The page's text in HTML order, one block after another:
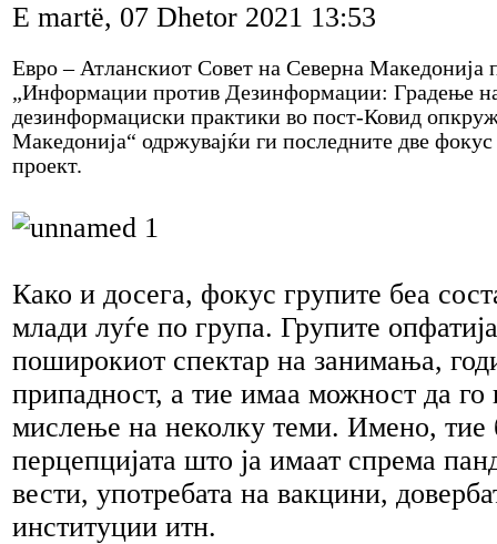
E martë, 07 Dhetor 2021 13:53
Евро – Атланскиот Совет на Северна Македонија
„Информации против Дезинформации: Градење
дезинформациски практики во пост-Ковид
Македонија“ одржувајќи ги последните две
проект.
Како и досега, фокус групите беа
млади луѓе по група. Групите
поширокиот спектар на занимања,
припадност, а тие имаа можност да го
мислење на неколку теми. Имено, тие
перцепцијата што ја имаат спрема
вести, употребата на вакцини,
институции итн.